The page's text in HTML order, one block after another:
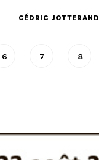
CÉDRIC JOTTERAND
6 7 8